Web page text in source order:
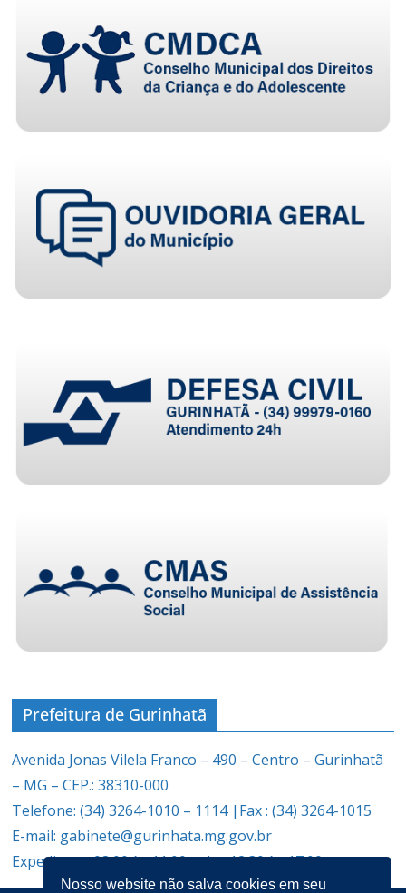
Prefeitura de Gurinhatã
Avenida Jonas Vilela Franco – 490 – Centro – Gurinhatã
– MG – CEP.: 38310-000
Telefone: (34) 3264-1010 – 1114 |Fax : (34) 3264-1015
E-mail: gabinete@gurinhata.mg.gov.br
Expediente: 08:00 às 11:00 e das 12:30 às 17:00
Nosso website não salva cookies em seu